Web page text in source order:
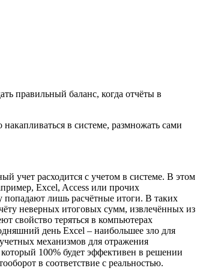
правильный баланс, когда отчёты в
в системе, размножать сами
учет расходится с учетом в системе. В этом
Excel, Access или прочих
попадают лишь расчётные итоги. В таких
неверных итоговых сумм, извлечённых из
свойство теряться в компьютерах
день Excel – наибольшее зло для
механизмов для отражения
100% будет эффективен в решении
в соответствие с реальностью.